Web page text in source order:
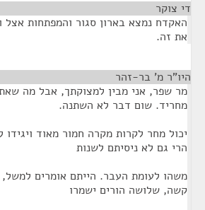
די צוקר
האקדח נמצא בארון סגור והמפתחות
את זה.
היו"ר מ' בר-זהר
מר שפר, אני מבין למצוקתך, אבל מה
מחריד. שום דבר לא השתנה.
יכול מחר לקרות מקרה חמור מאוד ויגידו
הרי גם לא ניסיתם לשנות
משהו לעומת העבר. הייתם אומרים
קשה, שלושה הורים ישמרו